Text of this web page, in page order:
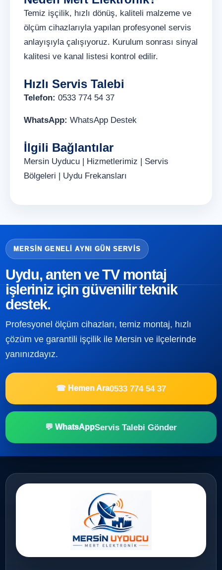
Temiz işçilik, hızlı dönüş, kaliteli malzeme ve
ölçüm cihazlarıyla yapılan profesyonel servis
anlayışıyla çalışıyoruz. Kurulum sonrası sinyal
kalitesi ve kanal listesi kontrol edilir.
Hızlı Servis Talebi
Telefon: 0533 774 54 37
WhatsApp: WhatsApp Destek
İlgili Bağlantılar
Mersin Uyducu | Hizmetlerimiz | Servis
Bölgeleri | Uydu Frekansları
MERSIN GENELI AYNI GÜN SERVIS
Uydu, anten ve TV montaj
işleriniz için güvenilir teknik
destek.
Profesyonel ölçüm cihazları, temiz montaj, hızlı
çözüm ve garantili işçilik ile Mersin ve ilçelerinde
yanınızdayız.
☎ Hemen Ara0533 774 54 37
💬 WhatsAppServis Talebi Gönder